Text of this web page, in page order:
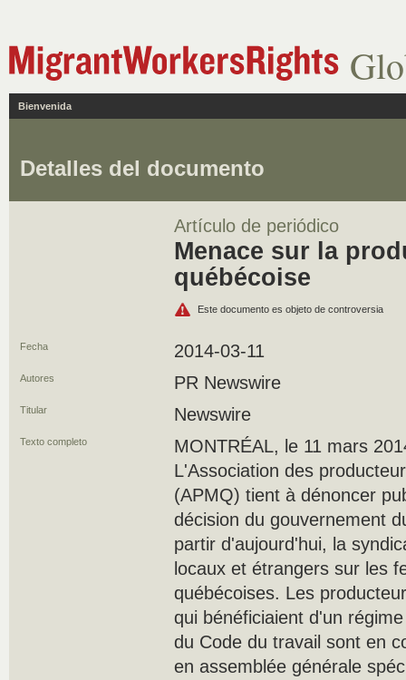
Bienvenida
Detalles del documento
Artículo de periódico
Menace sur la
québécoise
Este documento es objeto de controversia
Fecha 2014-03-11
Autores PR Newswire
Titular Newswire
Texto completo
MONTRÉAL, le 11 mars
L'Association des
(APMQ) tient à dénoncer
décision du gouvernement
partir d'aujourd'hui, la
locaux et étrangers sur les
québécoises. Les
qui bénéficiaient d'un
du Code du travail sont en
en assemblée générale